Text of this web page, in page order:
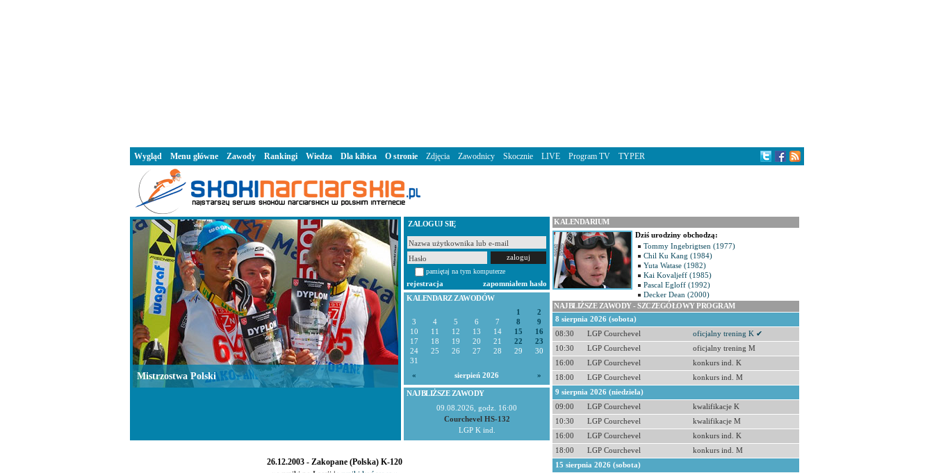
ZALOGUJ SIĘ
pamiętaj na tym komputerze
rejestracja
zapomniałem hasło
KALENDARZ ZAWODÓW
1
2
3
4 5 6 7 8
9
10
11 12 13 14 15
16
17
18 19 20 21 22
23
24
25 26 27 28 29
30
31
«
sierpień 2026 »
NAJBLIŻSZE ZAWODY
09.08.2026, godz. 16:00
Courchevel HS-132
LGP K ind.
26.12.2003 - Zakopane (Polska) K-120
Mistrzostwa Polski
KALENDARIUM
Dziś urodziny obchodzą:
Tommy Ingebrigtsen (1977)
Chil Ku Kang (1984)
Yuta Watase (1982)
Kai Kovaljeff (1985)
Pascal Egloff (1992)
Decker Dean (2000)
NAJBLIŻSZE ZAWODY - SZCZEGÓŁOWY PROGRAM
8 sierpnia 2026 (sobota)
08:30
LGP Courchevel
oficjalny trening K ✔
10:30
LGP Courchevel
oficjalny trening M
16:00
LGP Courchevel
konkurs ind. K
18:00
LGP Courchevel
konkurs ind. M
9 sierpnia 2026 (niedziela)
09:00
LGP Courchevel
kwalifikacje K
10:30
LGP Courchevel
kwalifikacje M
16:00
LGP Courchevel
konkurs ind. K
18:00
LGP Courchevel
konkurs ind. M
15 sierpnia 2026 (sobota)
Wygląd Menu główne Zawody Rankingi Wiedza Dla kibica O stronie Zdjęcia Zawodnicy Skocznie LIVE Program TV TYPER